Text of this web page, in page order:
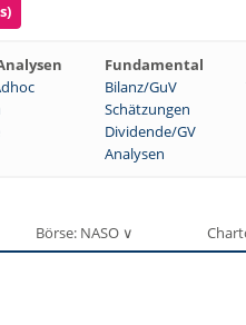
Fundamental
Bilanz/GuV
Schätzungen
Dividende/GV
Analysen
Börse: NASO ∨